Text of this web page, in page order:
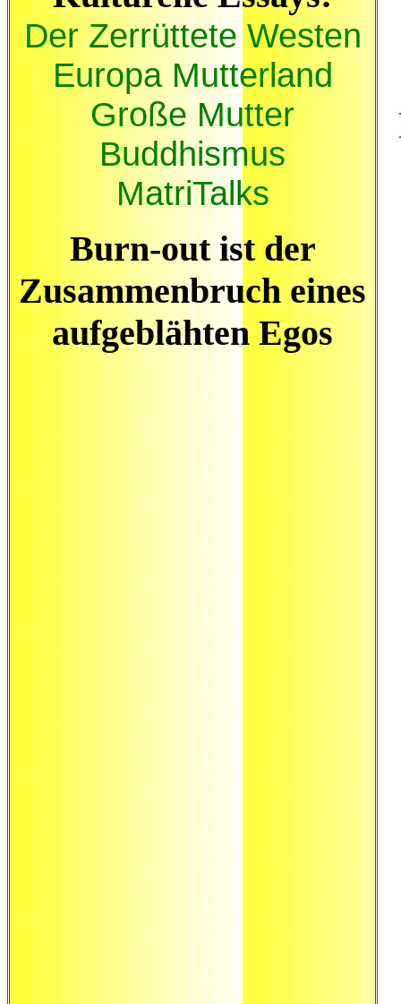
Der Zerrüttete Westen
Europa Mutterland
Große Mutter
Buddhismus
MatriTalks
Burn-out ist der
Zusammenbruch eines
aufgeblähten Egos